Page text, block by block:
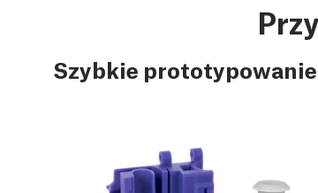
Szybkie prototypowanie